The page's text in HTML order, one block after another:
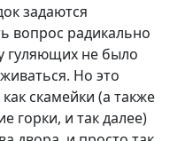
задаются
вопрос радикально
гуляющих не было
Но это
скамейки (а также
горки, и так далее)